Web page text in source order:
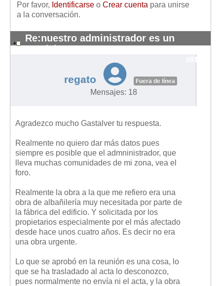
Por favor, Identificarse o Crear cuenta para unirse
a la conversación.
Re:nuestro administrador es un
pendejo
#9126
regato Fuera de línea
Mensajes: 18
Agradezco mucho Gastalver tu respuesta.
Realmente no quiero dar más datos pues
siempre es posible que el admninistrador, que
lleva muchas comunidades de mi zona, vea el
foro.
Realmente la obra a la que me refiero era una
obra de albañilería muy necesitada por parte de
la fábrica del edificio. Y solicitada por los
propietarios especialmente por el más afectado
desde hace unos cuatro años. Es decir no era
una obra urgente.
Lo que se aprobó en la reunión es una cosa, lo
que se ha trasladado al acta lo desconozco,
pues normalmente no envía ni el acta, y la obra